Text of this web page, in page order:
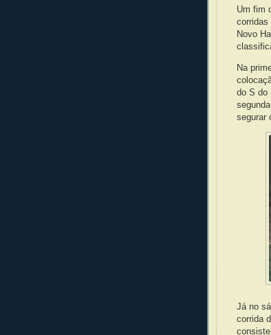
Um fim
corridas
Novo
Na
do S do
segurar
Já no
corrida